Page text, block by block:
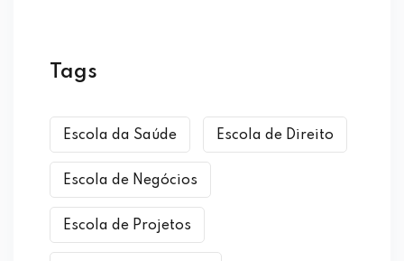
Tags
Escola da Saúde Escola de Direito
Escola de Negócios
Escola de Projetos